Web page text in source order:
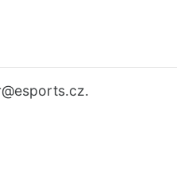
@esports.cz.